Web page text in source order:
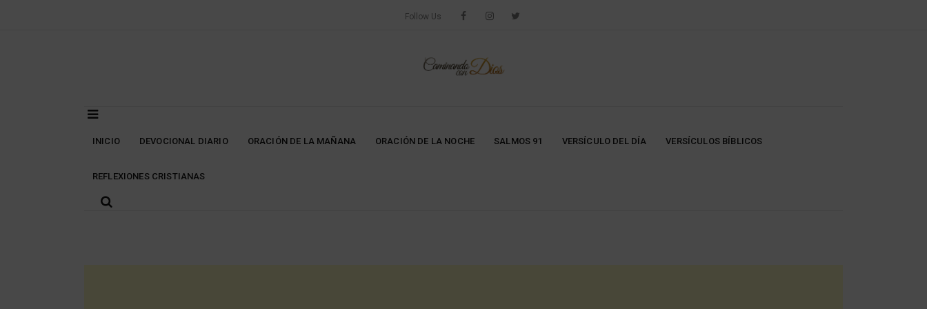
Follow Us
INICIO DEVOCIONAL DIARIO ORACIÓN DE LA MAÑANA ORACIÓN DE LA NOCHE SALMOS 91 VERSÍCULO DEL DÍA VERSÍCULOS BÍBLICOS
REFLEXIONES CRISTIANAS